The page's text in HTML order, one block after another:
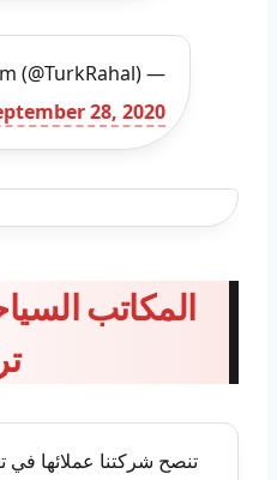
— Rahal turk turizm (@TurkRahal)
28, 2020
المكاتب
تنصح شركتنا عملائها